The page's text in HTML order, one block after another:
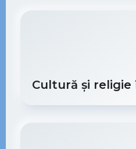
Cultură și religie